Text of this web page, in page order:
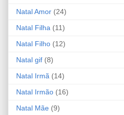
Natal Amor (24)
Natal Filha (11)
Natal Filho (12)
Natal gif (8)
Natal Irmã (14)
Natal Irmão (16)
Natal Mãe (9)